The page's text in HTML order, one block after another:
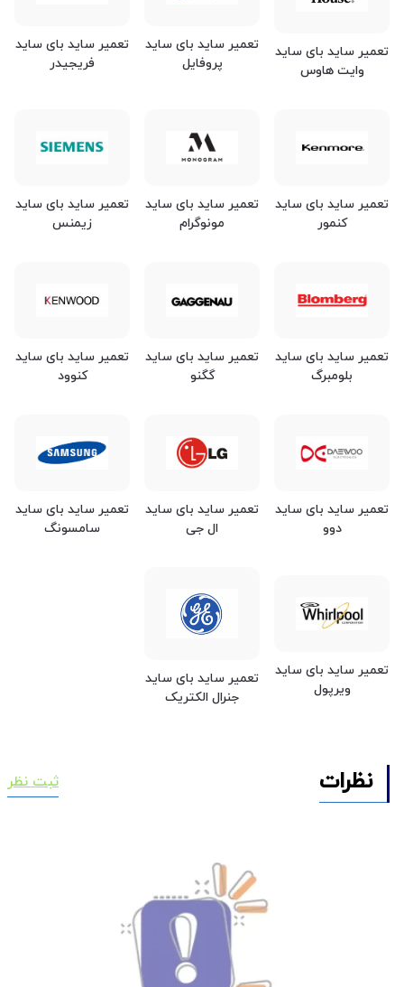
تعمیر ساید بای ساید
وایت هاوس
تعمیر ساید بای ساید
پروفایل
تعمیر ساید بای ساید
فریجیدر
تعمیر ساید بای ساید
کنمور
تعمیر ساید بای ساید
مونوگرام
تعمیر ساید بای ساید
زیمنس
تعمیر ساید بای ساید
بلومبرگ
تعمیر ساید بای ساید
گگنو
تعمیر ساید بای ساید
کنوود
تعمیر ساید بای ساید
دوو
تعمیر ساید بای ساید
ال جی
تعمیر ساید بای ساید
سامسونگ
تعمیر ساید بای ساید
ویرپول
تعمیر ساید بای ساید
جنرال الکتریک
نظرات ثبت نظر